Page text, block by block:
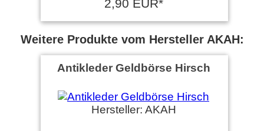
2,90 EUR*
Weitere Produkte vom Hersteller AKAH:
Antikleder Geldbörse Hirsch
Hersteller: AKAH